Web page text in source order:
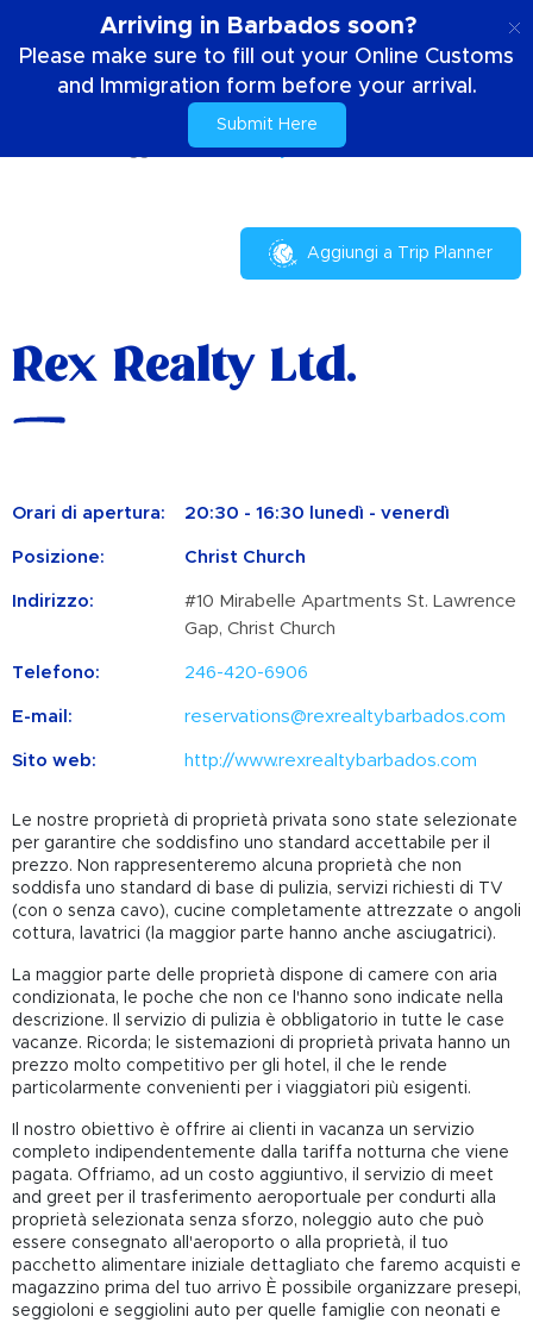
Arriving in Barbados soon?
Please make sure to fill out your Online Customs
and Immigration form before your arrival.
Submit Here
Rex Realty Ltd.
Aggiungi a Trip Planner
Rex Realty Ltd.
Orari di apertura: 20:30 - 16:30 lunedì - venerdì
Posizione: Christ Church
Indirizzo:
#10 Mirabelle Apartments St. Lawrence
Gap, Christ Church
Telefono: 246-420-6906
E-mail: reservations@rexrealtybarbados.com
Sito web: http://www.rexrealtybarbados.com
Le nostre proprietà di proprietà privata sono state selezionate
per garantire che soddisfino uno standard accettabile per il
prezzo. Non rappresenteremo alcuna proprietà che non
soddisfa uno standard di base di pulizia, servizi richiesti di TV
(con o senza cavo), cucine completamente attrezzate o angoli
cottura, lavatrici (la maggior parte hanno anche asciugatrici).
La maggior parte delle proprietà dispone di camere con aria
condizionata, le poche che non ce l'hanno sono indicate nella
descrizione. Il servizio di pulizia è obbligatorio in tutte le case
vacanze. Ricorda; le sistemazioni di proprietà privata hanno un
prezzo molto competitivo per gli hotel, il che le rende
particolarmente convenienti per i viaggiatori più esigenti.
Il nostro obiettivo è offrire ai clienti in vacanza un servizio
completo indipendentemente dalla tariffa notturna che viene
pagata. Offriamo, ad un costo aggiuntivo, il servizio di meet
and greet per il trasferimento aeroportuale per condurti alla
proprietà selezionata senza sforzo, noleggio auto che può
essere consegnato all'aeroporto o alla proprietà, il tuo
pacchetto alimentare iniziale dettagliato che faremo acquisti e
magazzino prima del tuo arrivo È possibile organizzare presepi,
seggioloni e seggiolini auto per quelle famiglie con neonati e